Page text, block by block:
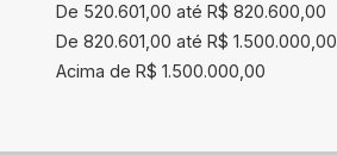
De 520.601,00 até R$ 820.600,00
De 820.601,00 até R$ 1.500.000,00
Acima de R$ 1.500.000,00